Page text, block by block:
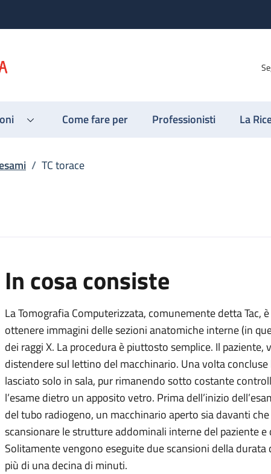
Come fare per Professionisti La
/ TC torace
In cosa consiste
La Tomografia Computerizzata, comunemente detta Tac,
ottenere immagini delle sezioni anatomiche interne (in
dei raggi X. La procedura è piuttosto semplice. Il
distendere sul lettino del macchinario. Una volta
lasciato solo in sala, pur rimanendo sotto costante
l’esame dietro un apposito vetro. Prima dell’inizio
del tubo radiogeno, un macchinario aperto sia davanti
scansionare le strutture addominali interne del paziente
Solitamente vengono eseguite due scansioni della
più di una decina di minuti.